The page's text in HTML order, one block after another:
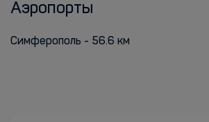
Аэропорты
Симферополь - 56.6 км